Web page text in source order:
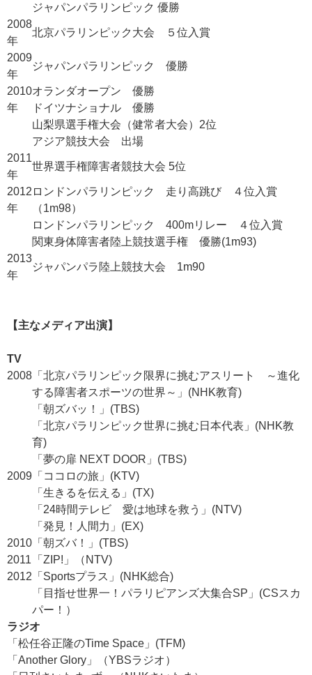
ジャパンパラリンピック 優勝
2008
年
北京パラリンピック大会 ５位入賞
2009
年
ジャパンパラリンピック 優勝
2010
年
オランダオープン 優勝
ドイツナショナル 優勝
山梨県選手権大会（健常者大会）2位
アジア競技大会 出場
2011
年
世界選手権障害者競技大会 5位
2012
年
ロンドンパラリンピック 走り高跳び ４位入賞
（1m98）
ロンドンパラリンピック 400mリレー ４位入賞
関東身体障害者陸上競技選手権 優勝(1m93)
2013
年
ジャパンパラ陸上競技大会 1m90
【主なメディア出演】
TV
2008 「北京パラリンピック限界に挑むアスリート ～進化
する障害者スポーツの世界～」(NHK教育)
「朝ズバッ！」(TBS)
「北京パラリンピック世界に挑む日本代表」(NHK教
育)
「夢の扉 NEXT DOOR」(TBS)
2009 「ココロの旅」(KTV)
「生きるを伝える」(TX)
「24時間テレビ 愛は地球を救う」(NTV)
「発見！人間力」(EX)
2010 「朝ズバ！」(TBS)
2011
「ZIP!」（NTV)
2012 「Sportsプラス」(NHK総合)
「目指せ世界一！パラリピアンズ大集合SP」(CSスカ
パー！）
ラジオ
「松任谷正隆のTime Space」(TFM)
「Another Glory」（YBSラジオ）